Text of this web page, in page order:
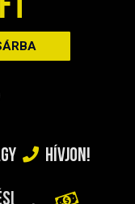
HÍVJON!